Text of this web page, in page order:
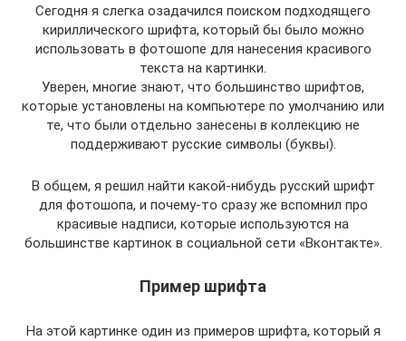
Сегодня я слегка озадачился поиском подходящего
кириллического шрифта, который бы было можно
использовать в фотошопе для нанесения красивого
текста на картинки.
Уверен, многие знают, что большинство шрифтов,
которые установлены на компьютере по умолчанию или
те, что были отдельно занесены в коллекцию не
поддерживают русские символы (буквы).
В общем, я решил найти какой-нибудь русский шрифт
для фотошопа, и почему-то сразу же вспомнил про
красивые надписи, которые используются на
большинстве картинок в социальной сети «Вконтакте».
Пример шрифта
На этой картинке один из примеров шрифта, который я